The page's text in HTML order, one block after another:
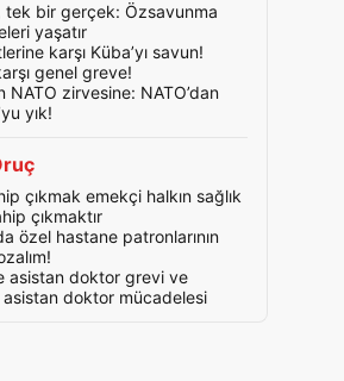
tek bir gerçek: Özsavunma
yaşatır
karşı Küba’yı savun!
genel greve!
NATO zirvesine: NATO’dan
yık!
çıkmak emekçi halkın sağlık
çıkmaktır
özel hastane patronlarının
asistan doktor grevi ve
asistan doktor mücadelesi